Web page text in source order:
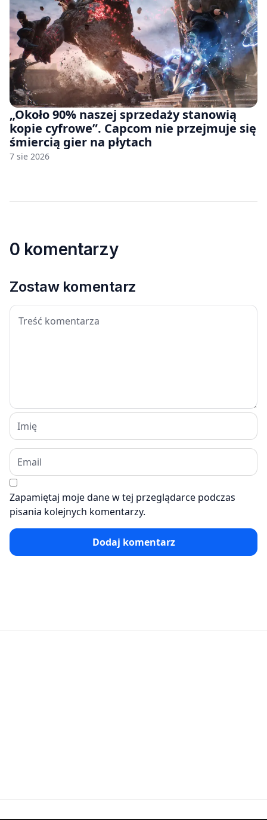
„Około 90% naszej sprzedaży stanowią
kopie cyfrowe”. Capcom nie przejmuje się
śmiercią gier na płytach
7 sie 2026
0 komentarzy
Zostaw komentarz
Zapamiętaj moje dane w tej przeglądarce podczas
pisania kolejnych komentarzy.
Dodaj komentarz